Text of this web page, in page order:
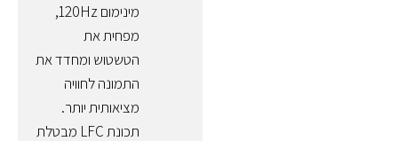
מינימום 120Hz,
מפחית את
הטשטוש ומחדד את
התמונה לחוויה
מציאותית יותר.
תכונת LFC מבטלת